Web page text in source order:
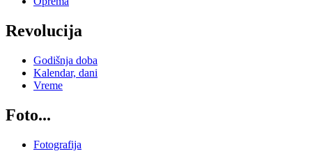
Revolucija
Godišnja doba
Kalendar, dani
Vreme
Foto...
Fotografija